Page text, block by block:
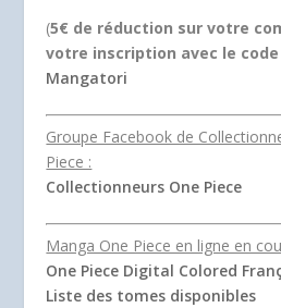
(5€ de réduction sur votre
votre inscription avec le code
Mangatori
Groupe Facebook de
Piece :
Collectionneurs One Piece
Manga One Piece en ligne en
One Piece Digital Colored
Liste des tomes disponibles